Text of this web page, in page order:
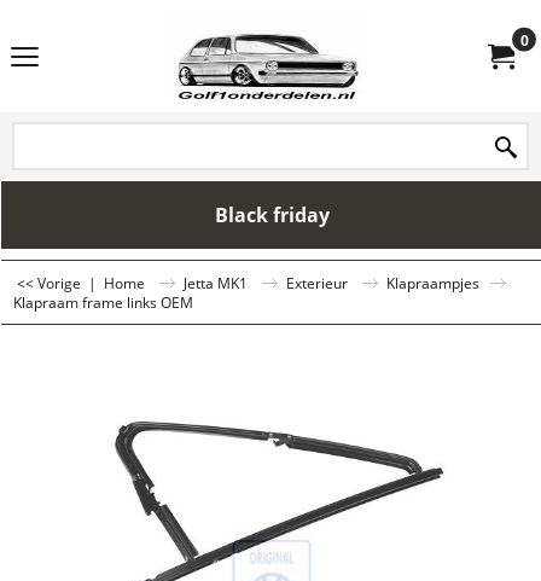
0
Black friday
<< Vorige | Home Jetta MK1 Exterieur
Klapraampjes
Klapraam frame links OEM